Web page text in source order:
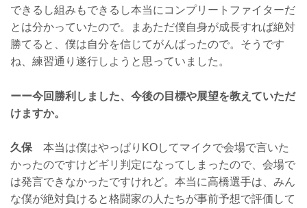
できるし組みもできるし本当にコンプリートファイターだ
とは分かっていたので。まあただ僕自身が成長すれば絶対
勝てると、僕は自分を信じてがんばったので。そうです
ね、練習通り遂行しようと思っていました。
ーー今回勝利しました、今後の目標や展望を教えていただ
けますか。
久保 本当は僕はやっぱりKOしてマイクで会場で言いた
かったのですけどギリ判定になってしまったので、会場で
は発言できなかったですけれど。本当に高橋選手は、みん
な僕が絶対負けると格闘家の人たちが事前予想で評価して